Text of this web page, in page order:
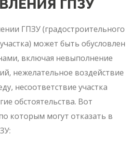
ГПЗУ
ГПЗУ (градостроительного
может быть обусловлен
включая невыполнение
нежелательное воздействие
несоответствие участка
обстоятельства. Вот
которым могут отказать в